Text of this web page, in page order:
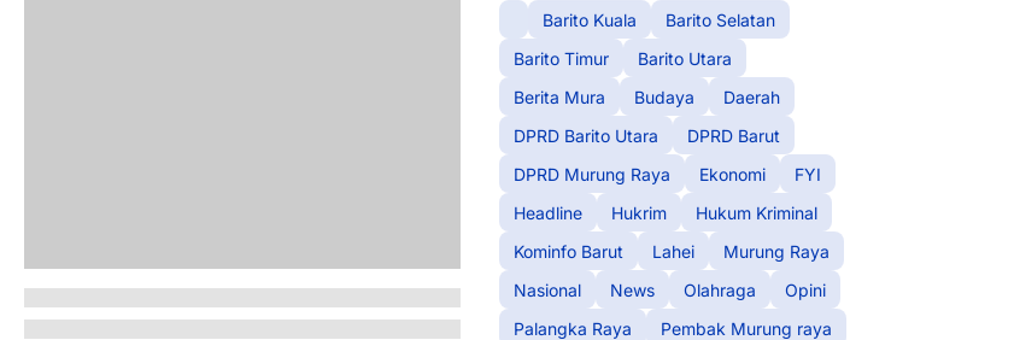
Barito Kuala
Barito Selatan
Barito Timur
Barito Utara
Berita Mura
Budaya
Daerah
DPRD Barito Utara
DPRD Barut
DPRD Murung Raya
Ekonomi
FYI
Headline
Hukrim
Hukum Kriminal
Kominfo Barut
Lahei
Murung Raya
Nasional
News Olahraga
Opini
Palangka Raya
Pembak Murung raya